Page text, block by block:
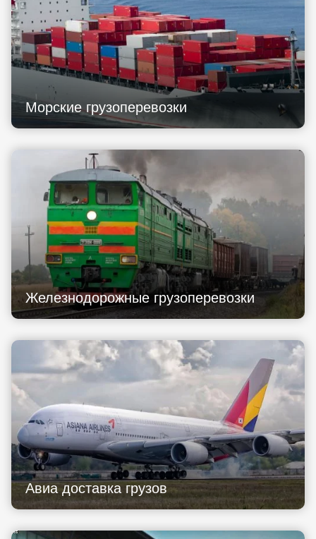
Морские грузоперевозки
Железнодорожные грузоперевозки
Авиа доставка грузов